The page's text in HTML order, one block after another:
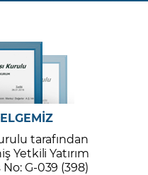
tarafından
Yetkili Yatırım
G-039 (398)